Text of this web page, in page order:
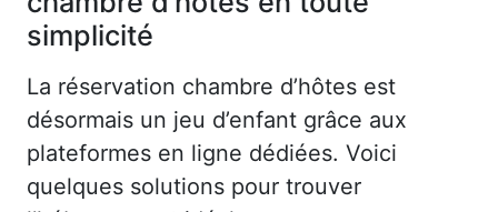
simplicité
La réservation chambre d’hôtes est
désormais un jeu d’enfant grâce aux
plateformes en ligne dédiées. Voici
quelques solutions pour trouver